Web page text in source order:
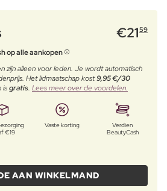
€2159
op alle aankopen
zijn alleen voor leden. Je wordt automatisch
Het lidmaatschap kost9,95 €/30
isgratis. Lees meer over de voordelen.
€19
Vaste korting
Verdien
BeautyCash
AAN WINKELMAND